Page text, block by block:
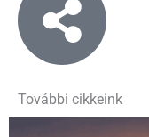
További cikkeink